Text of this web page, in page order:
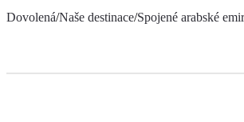
Dovolená/Naše destinace/Spojené arabské